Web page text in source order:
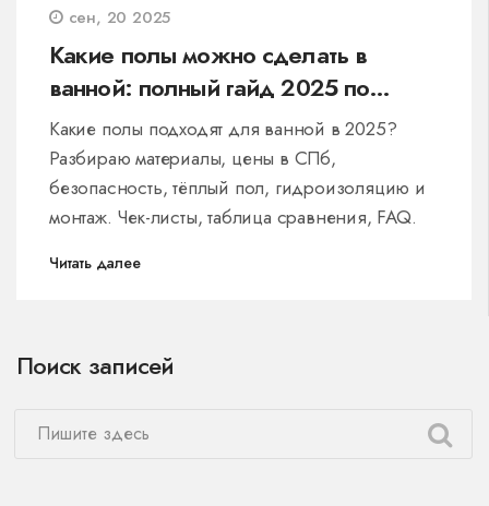
сен, 20 2025
Какие полы можно сделать в
ванной: полный гайд 2025 по
материалам, ценам и укладке
Какие полы подходят для ванной в 2025?
Разбираю материалы, цены в СПб,
безопасность, тёплый пол, гидроизоляцию и
монтаж. Чек-листы, таблица сравнения, FAQ.
Читать далее
Поиск записей